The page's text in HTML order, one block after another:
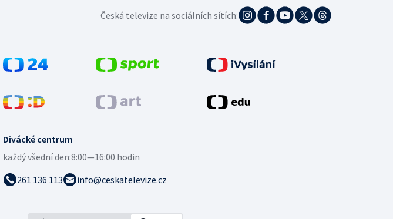
Divácké centrum
každý všední den:8:00—16:00 hodin
261 136 113
info@ceskatelevize.cz
Česká televize na sociálních sítích: